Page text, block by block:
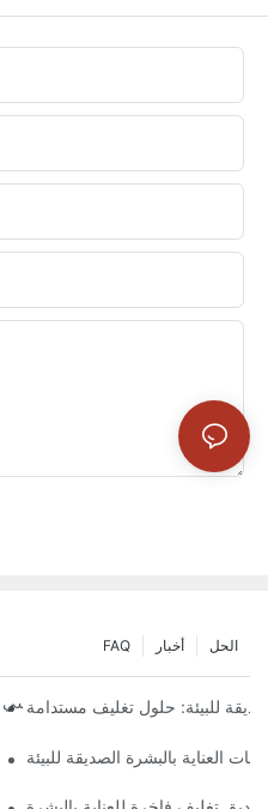
الحل أخبار FAQ
تُعدّ الصناديق ذات الإغلاق
للبيئة: حلول تغليف مستدامة
كيفية اختيار أفضل صندوق
العناية بالبشرة الصديقة للبيئة